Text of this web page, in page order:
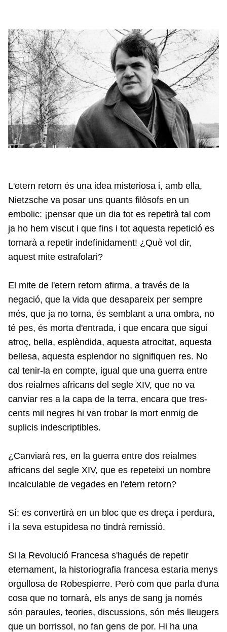
L'etern retorn és una idea misteriosa i, amb ella,
Nietzsche va posar uns quants filòsofs en un
embolic: ¡pensar que un dia tot es repetirà tal com
ja ho hem viscut i que fins i tot aquesta repetició es
tornarà a repetir indefinidament! ¿Què vol dir,
aquest mite estrafolari?
El mite de l'etern retorn afirma, a través de la
negació, que la vida que desapareix per sempre
més, que ja no torna, és semblant a una ombra, no
té pes, és morta d'entrada, i que encara que sigui
atroç, bella, esplèndida, aquesta atrocitat, aquesta
bellesa, aquesta esplendor no signifiquen res. No
cal tenir-la en compte, igual que una guerra entre
dos reialmes africans del segle XIV, que no va
canviar res a la capa de la terra, encara que tres-
cents mil negres hi van trobar la mort enmig de
suplicis indescriptibles.
¿Canviarà res, en la guerra entre dos reialmes
africans del segle XIV, que es repeteixi un nombre
incalculable de vegades en l'etern retorn?
Sí: es convertirà en un bloc que es dreça i perdura,
i la seva estupidesa no tindrà remissió.
Si la Revolució Francesa s'hagués de repetir
eternament, la historiografia francesa estaria menys
orgullosa de Robespierre. Però com que parla d'una
cosa que no tornarà, els anys de sang ja només
són paraules, teories, discussions, són més lleugers
que un borrissol, no fan gens de por. Hi ha una